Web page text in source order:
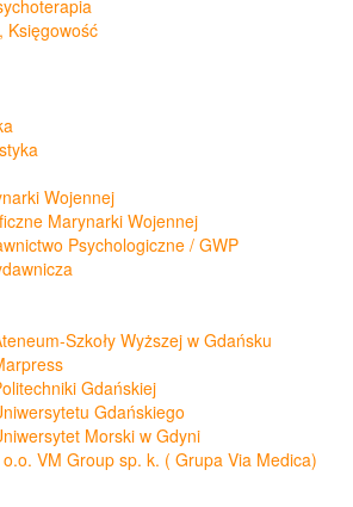
Księgowość
Wojennej
Marynarki Wojennej
Psychologiczne / GWP
Szkoły Wyższej w Gdańsku
Gdańskiej
Gdańskiego
Morski w Gdyni
VM Group sp. k. ( Grupa Via Medica)